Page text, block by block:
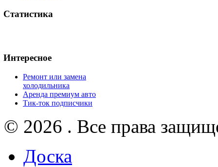
Статистика
Интересное
Ремонт или замена
холодильника
Аренда премиум авто
Тик-ток подписчики
© 2026 . Все права
Доска